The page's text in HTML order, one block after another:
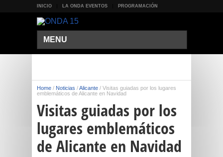
INICIO LA ONDA EVENTOS PROGRAMACIÓN
MENU
Home / Noticias /Alicante / Visitas guiadas por los lugares
emblemáticos de Alicante en Navidad
Visitas guiadas por los
lugares emblemáticos
de Alicante en Navidad